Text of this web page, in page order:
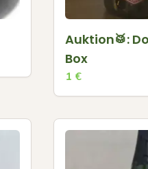
Auktion🥁:
Box
1 €